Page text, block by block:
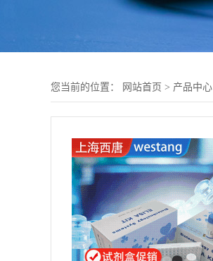
您当前的位置： 网站首页 > 产品中心